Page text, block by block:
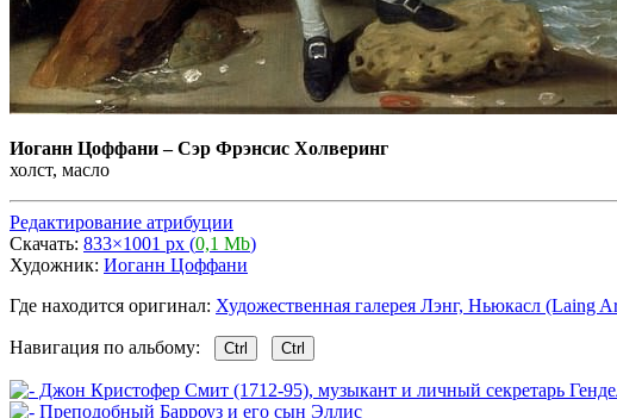
Иоганн Цоффани–Сэр Фрэнсис Холверинг
холст, масло
Редактирование атрибуции
Скачать: 833×1001 px (0,1 Mb)
Художник: Иоганн Цоффани
Где находится оригинал: Художественная галерея Лэнг, Ньюкасл (Laing
Навигация по альбому: Ctrl Ctrl